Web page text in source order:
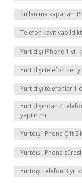
Kullanıma kapanan
Telefon kayıt
Yurt dışı iPhone 1 yıl
Yurt dışı telefon her
Yurt dışı telefonlar 1
Yurt dışından 2
yapılır mı
Yurtdışı iPhone Çift
Yurtdışı iPhone
Yurtdışı telefon 3 yıl